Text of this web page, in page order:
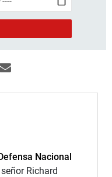
Nacional
Richard